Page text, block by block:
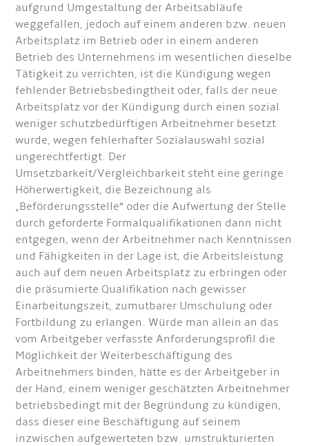
aufgrund Umgestaltung der Arbeitsabläufe
weggefallen, jedoch auf einem anderen bzw. neuen
Arbeitsplatz im Betrieb oder in einem anderen
Betrieb des Unternehmens im wesentlichen dieselbe
Tätigkeit zu verrichten, ist die Kündigung wegen
fehlender Betriebsbedingtheit oder, falls der neue
Arbeitsplatz vor der Kündigung durch einen sozial
weniger schutzbedürftigen Arbeitnehmer besetzt
wurde, wegen fehlerhafter Sozialauswahl sozial
ungerechtfertigt. Der
Umsetzbarkeit/Vergleichbarkeit steht eine geringe
Höherwertigkeit, die Bezeichnung als
„Beförderungsstelle“ oder die Aufwertung der Stelle
durch geforderte Formalqualifikationen dann nicht
entgegen, wenn der Arbeitnehmer nach Kenntnissen
und Fähigkeiten in der Lage ist, die Arbeitsleistung
auch auf dem neuen Arbeitsplatz zu erbringen oder
die präsumierte Qualifikation nach gewisser
Einarbeitungszeit, zumutbarer Umschulung oder
Fortbildung zu erlangen. Würde man allein an das
vom Arbeitgeber verfasste Anforderungsprofil die
Möglichkeit der Weiterbeschäftigung des
Arbeitnehmers binden, hätte es der Arbeitgeber in
der Hand, einem weniger geschätzten Arbeitnehmer
betriebsbedingt mit der Begründung zu kündigen,
dass dieser eine Beschäftigung auf seinem
inzwischen aufgewerteten bzw. umstrukturierten